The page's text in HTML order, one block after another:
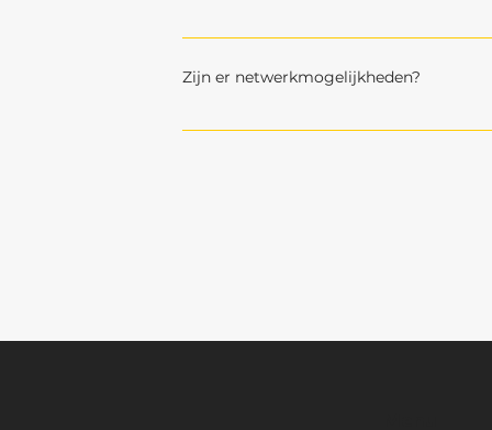
Ja, maar registratie is vereist.
Zijn er netwerkmogelijkheden?
Ja, na de presentaties is er tijd om met